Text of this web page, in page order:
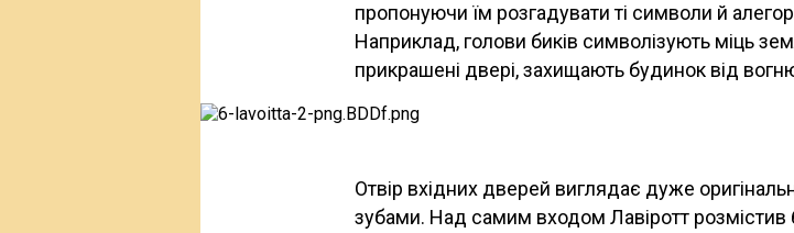
пропонуючи їм розгадувати ті символи й
Наприклад, голови биків символізують міць
прикрашені двері, захищають будинок від
Отвір вхідних дверей виглядає дуже
зубами. Над самим входом Лавіротт розмістив